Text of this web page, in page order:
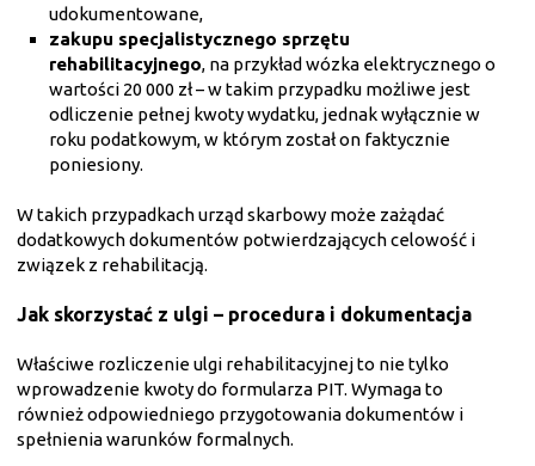
udokumentowane,
zakupu specjalistycznego sprzętu
rehabilitacyjnego, na przykład wózka elektrycznego o
wartości 20 000 zł – w takim przypadku możliwe jest
odliczenie pełnej kwoty wydatku, jednak wyłącznie w
roku podatkowym, w którym został on faktycznie
poniesiony.
W takich przypadkach urząd skarbowy może zażądać
dodatkowych dokumentów potwierdzających celowość i
związek z rehabilitacją.
Jak skorzystać z ulgi – procedura i dokumentacja
Właściwe rozliczenie ulgi rehabilitacyjnej to nie tylko
wprowadzenie kwoty do formularza PIT. Wymaga to
również odpowiedniego przygotowania dokumentów i
spełnienia warunków formalnych.